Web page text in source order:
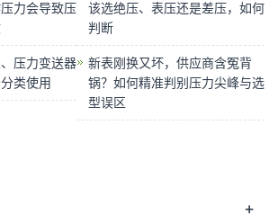
力会导致压
该选绝压、表压还是差压，如何
判断
压力变送器
类使用
新表刚换又坏，供应商含冤背
锅？如何精准判别压力尖峰与选
型误区
+